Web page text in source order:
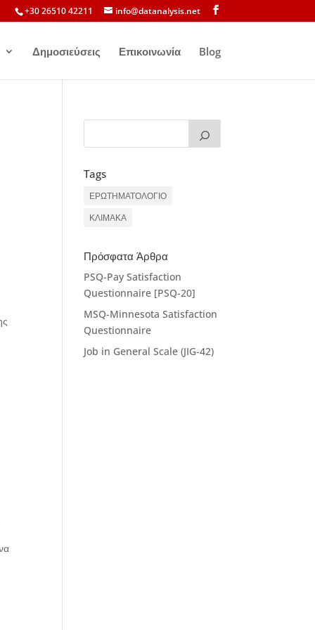
+30 26510 42211 info@datanalysis.net
Δημοσιεύσεις Επικοινωνία Blog
Tags
ΕΡΩΤΗΜΑΤΟΛΟΓΙΟ
ΚΛΙΜΑΚΑ
Πρόσφατα Άρθρα
PSQ-Pay Satisfaction
Questionnaire [PSQ-20]
MSQ-Minnesota Satisfaction
Questionnaire
Job in General Scale (JIG-42)